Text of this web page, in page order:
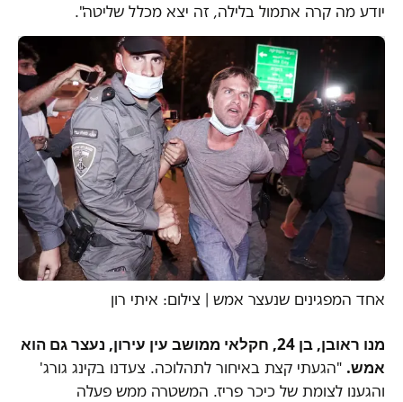
יודע מה קרה אתמול בלילה, זה יצא מכלל שליטה".
אחד המפגינים שנעצר אמש | צילום: איתי רון
מנו ראובן, בן 24, חקלאי ממושב עין עירון, נעצר גם הוא
אמש. "הגעתי קצת באיחור לתהלוכה. צעדנו בקינג גורג'
והגענו לצומת של כיכר פריז. המשטרה ממש פעלה